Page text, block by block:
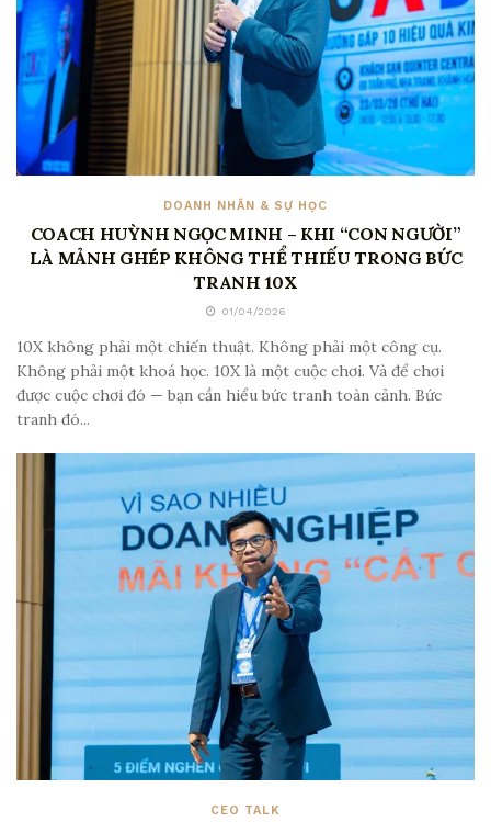
DOANH NHÂN & SỰ HỌC
COACH HUỲNH NGỌC MINH – KHI “CON NGƯỜI”
LÀ MẢNH GHÉP KHÔNG THỂ THIẾU TRONG BỨC
TRANH 10X
01/04/2026
10X không phải một chiến thuật. Không phải một công cụ.
Không phải một khoá học. 10X là một cuộc chơi. Và để chơi
được cuộc chơi đó — bạn cần hiểu bức tranh toàn cảnh. Bức
tranh đó...
CEO TALK